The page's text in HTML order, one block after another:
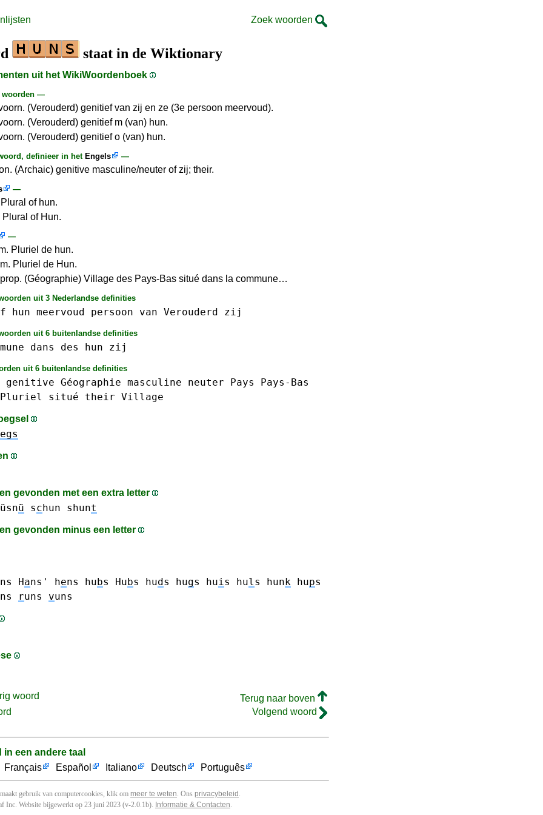
Zoek woorden
staat in de Wiktionary
uit het WikiWoordenboek
woorden —
(Verouderd) genitief van zij en ze (3e persoon meervoud).
(Verouderd) genitief m (van) hun.
(Verouderd) genitief o (van) hun.
definieer in het Engels —
(Archaic) genitive masculine/neuter of zij; their.
—
of hun.
Plural of Hun.
—
Pluriel de hun.
Pluriel de Hun.
(Géographie) Village des Pays-Bas situé dans la commune…
uit 3 Nederlandse definities
hun meervoud persoon van Verouderd zij
uit 6 buitenlandse definities
dans des hun zij
uit 6 buitenlandse definities
genitive Géographie masculine neuter Pays
Pays-Bas
Pluriel
situé their Village
gevonden met een extra letter
ü schun shunt
gevonden minus een letter
ns Hans' hens hubs Hubs huds hugs huis huls hunk hups
runs vuns
woord
Terug naar boven
Volgend woord
een andere taal
Français
Español Italiano Deutsch Português
gebruik van computercookies, klik om meer te weten. Ons privacybeleid .
Inc. Website bijgewerkt op 23 juni 2023 (v-2.0.1b). Informatie & Contacten.